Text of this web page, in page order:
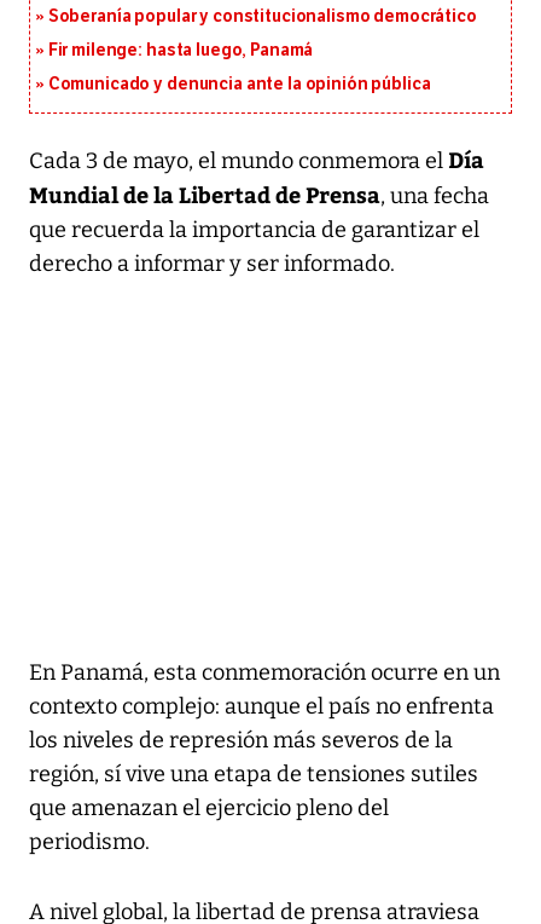
Soberanía popular y constitucionalismo democrático
Fir milenge: hasta luego, Panamá
Comunicado y denuncia ante la opinión pública
Cada 3 de mayo, el mundo conmemora el Día
Mundial de la Libertad de Prensa, una fecha
que recuerda la importancia de garantizar el
derecho a informar y ser informado.
En Panamá, esta conmemoración ocurre en un
contexto complejo: aunque el país no enfrenta
los niveles de represión más severos de la
región, sí vive una etapa de tensiones sutiles
que amenazan el ejercicio pleno del
periodismo.
A nivel global, la libertad de prensa atraviesa